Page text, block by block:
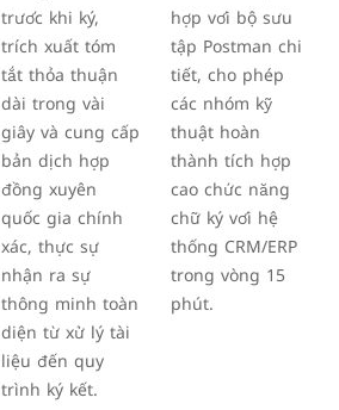
trước khi ký,
trích xuất tóm
tắt thỏa thuận
dài trong vài
giây và cung cấp
bản dịch hợp
đồng xuyên
quốc gia chính
xác, thực sự
nhận ra sự
thông minh toàn
diện từ xử lý tài
liệu đến quy
trình ký kết.
hợp với bộ sưu
tập Postman chi
tiết, cho phép
các nhóm kỹ
thuật hoàn
thành tích hợp
cao chức năng
chữ ký với hệ
thống CRM/ERP
trong vòng 15
phút.